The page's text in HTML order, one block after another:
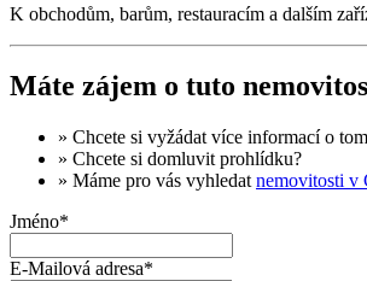
K obchodům, barům, restauracím a dalším
Máte zájem o tuto
» Chcete si vyžádat více informacío
» Chcete si domluvit prohlídku?
» Máme pro vás vyhledat nemovitosti v
Jméno*
E-Mailová adresa*